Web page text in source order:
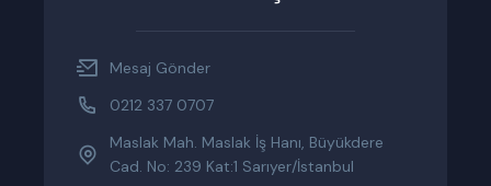
Mesaj Gönder
0212 337 0707
Maslak Mah. Maslak İş Hanı, Büyükdere
Cad. No: 239 Kat:1 Sarıyer/İstanbul